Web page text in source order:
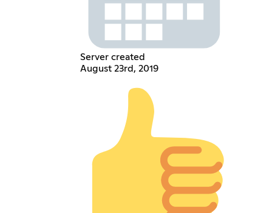
Server created
August 23rd, 2019